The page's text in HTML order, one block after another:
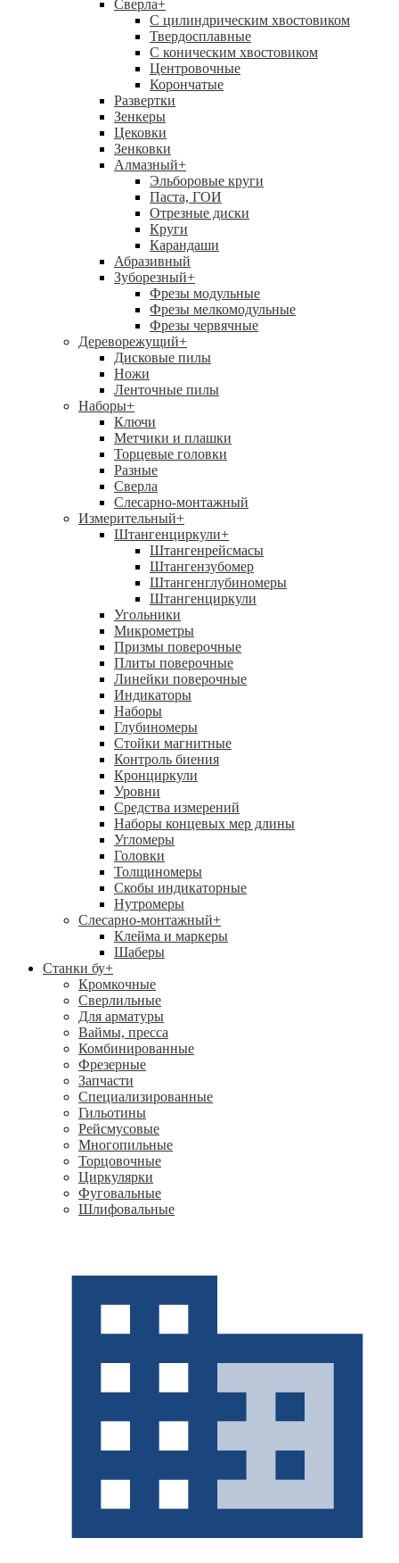
Сверла+
С цилиндрическим хвостовиком
Твердосплавные
С коническим хвостовиком
Центровочные
Корончатые
Развертки
Зенкеры
Цековки
Зенковки
Алмазный+
Эльборовые круги
Паста, ГОИ
Отрезные диски
Круги
Карандаши
Абразивный
Зуборезный+
Фрезы модульные
Фрезы мелкомодульные
Фрезы червячные
Дереворежущий+
Дисковые пилы
Ножи
Ленточные пилы
Наборы+
Ключи
Метчики и плашки
Торцевые головки
Разные
Сверла
Слесарно-монтажный
Измерительный+
Штангенциркули+
Штангенрейсмасы
Штангензубомер
Штангенглубиномеры
Штангенциркули
Угольники
Микрометры
Призмы поверочные
Плиты поверочные
Линейки поверочные
Индикаторы
Наборы
Глубиномеры
Стойки магнитные
Контроль биения
Кронциркули
Уровни
Средства измерений
Наборы концевых мер длины
Угломеры
Головки
Толщиномеры
Скобы индикаторные
Нутромеры
Слесарно-монтажный+
Клейма и маркеры
Шаберы
Станки бу+
Кромкочные
Сверлильные
Для арматуры
Ваймы, пресса
Комбинированные
Фрезерные
Запчасти
Специализированные
Гильотины
Рейсмусовые
Многопильные
Торцовочные
Циркулярки
Фуговальные
Шлифовальные